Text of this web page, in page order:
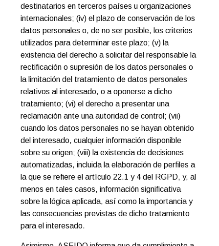
destinatarios en terceros países u organizaciones
internacionales; (iv) el plazo de conservación de los
datos personales o, de no ser posible, los criterios
utilizados para determinar este plazo; (v) la
existencia del derecho a solicitar del responsable la
rectificación o supresión de los datos personales o
la limitación del tratamiento de datos personales
relativos al interesado, o a oponerse a dicho
tratamiento; (vi) el derecho a presentar una
reclamación ante una autoridad de control; (vii)
cuando los datos personales no se hayan obtenido
del interesado, cualquier información disponible
sobre su origen; (viii) la existencia de decisiones
automatizadas, incluida la elaboración de perfiles a
la que se refiere el artículo 22.1 y 4 del RGPD, y, al
menos en tales casos, información significativa
sobre la lógica aplicada, así como la importancia y
las consecuencias previstas de dicho tratamiento
para el interesado.